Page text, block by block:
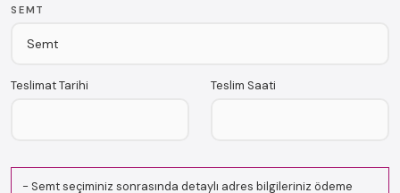
SEMT
Teslimat Tarihi Teslim Saati
- Semt seçiminiz sonrasında detaylı adres bilgileriniz ödeme